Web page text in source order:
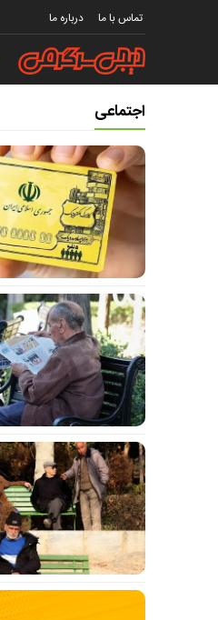
تماس با ما درباره ما
اجتماعی